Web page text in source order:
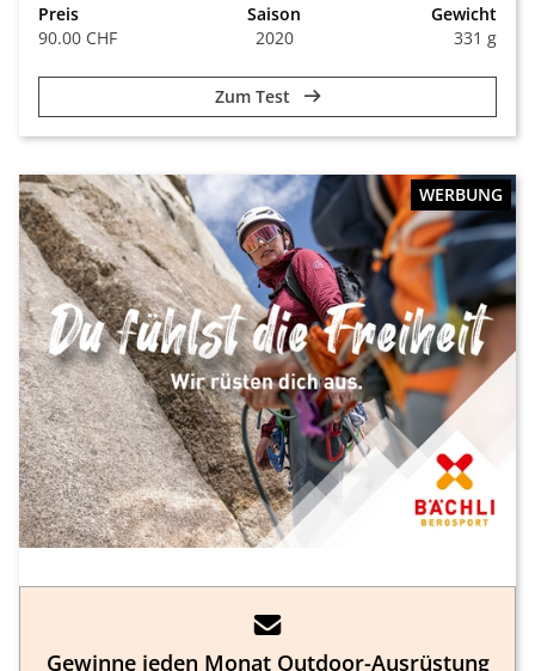
Preis
90.00 CHF
Saison
2020
Gewicht
331 g
Zum Test
WERBUNG
Gewinne jeden Monat Outdoor-Ausrüstung